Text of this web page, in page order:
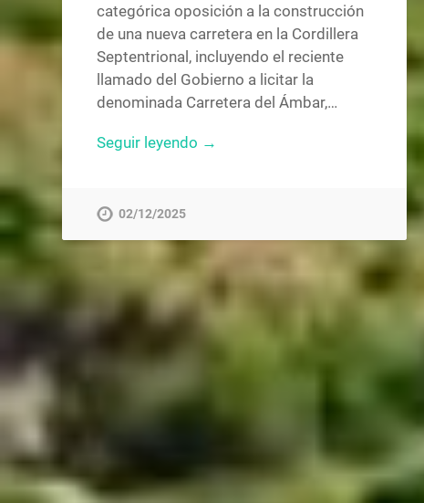
categórica oposición a la construcción
de una nueva carretera en la Cordillera
Septentrional, incluyendo el reciente
llamado del Gobierno a licitar la
denominada Carretera del Ámbar,…
Seguir leyendo →
02/12/2025